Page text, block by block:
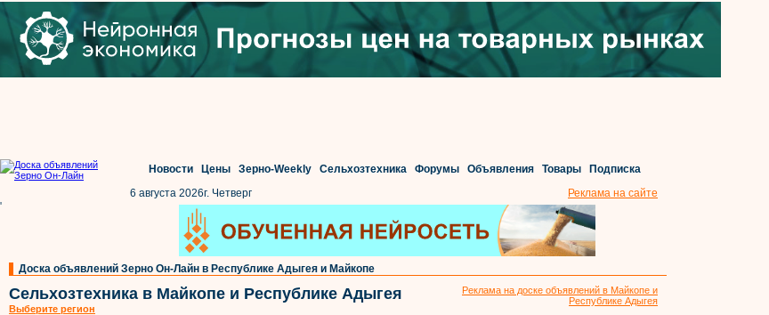
Новости Цены Зерно-Weekly Сельхозтехника Форумы Объявления Товары
Подписка
6 августа 2026г. Четверг
Реклама на сайте
'
Доска объявлений Зерно Он-Лайн в Республике Адыгея и Майкопе
Сельхозтехника в Майкопе и Республике Адыгея
Выберите регион
Реклама на доске объявлений в Майкопе и
Республике Адыгея